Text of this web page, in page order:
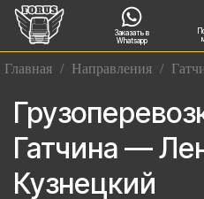
Заказать в
Whatsapp
Главная / Направления /
Гатчина —
Кузнецкий